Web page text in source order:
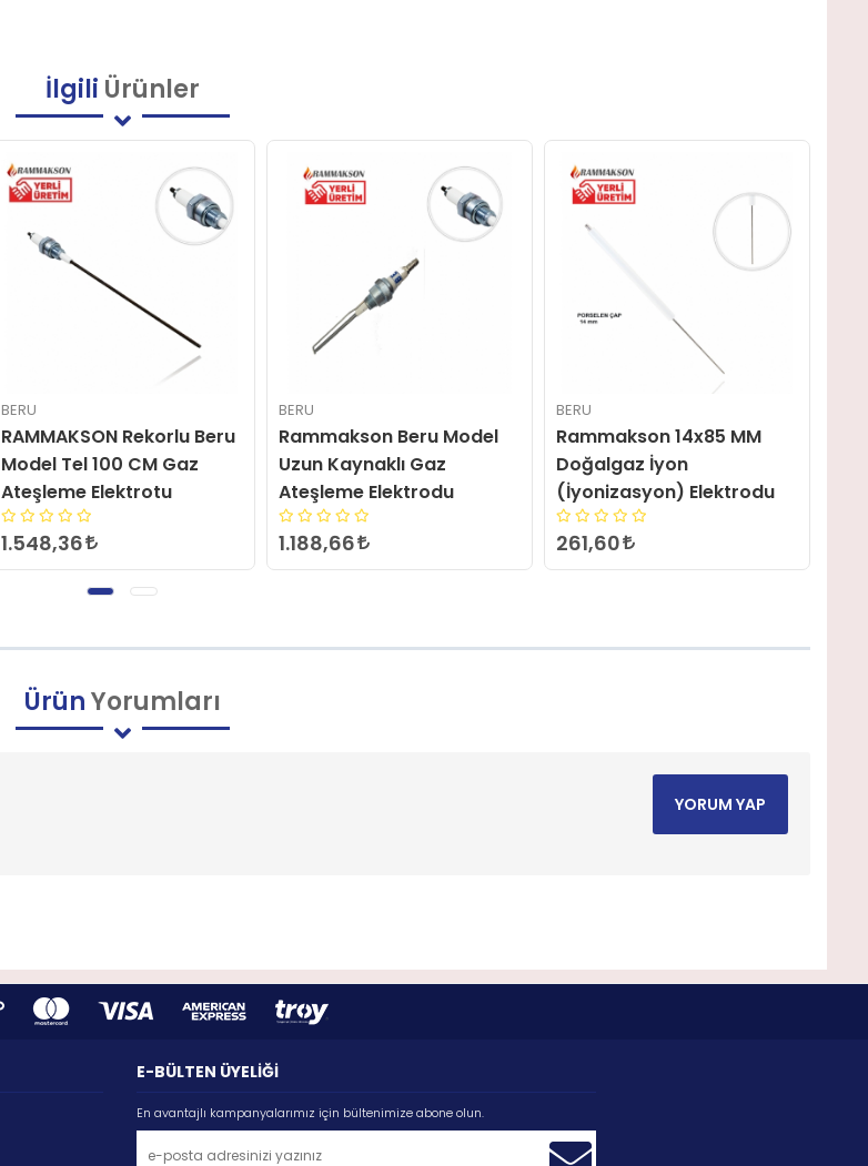
İlgili Ürünler
BERU
Rammakson Beru Model
Uzun Kaynaklı Gaz
Ateşleme Elektrodu
1.188,66
BERU
Rammakson 14x85 MM
Doğalgaz İyon
(İyonizasyon) Elektrodu
261,60
BERU
Rammakson Rekorlu Beru
Model (Tel 15 CM) Gaz
Ateşleme Elektrodu
720,06
ÜrünYorumları
YORUM YAP
E-BÜLTEN ÜYELİĞİ
En avantajlı kampanyalarımız için bültenimize abone olun.